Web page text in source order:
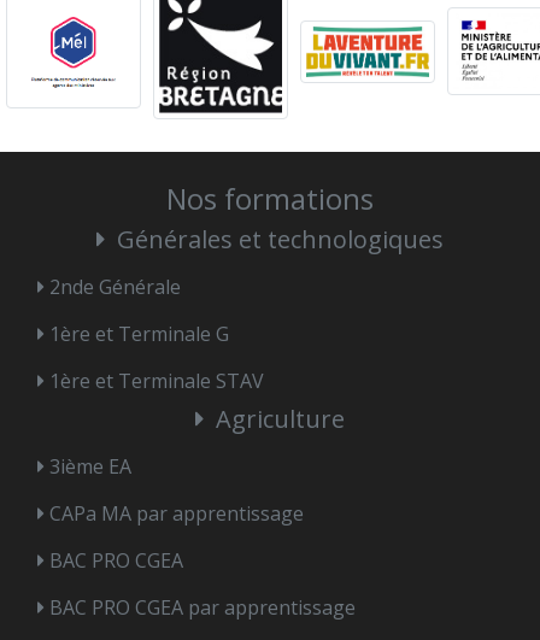
Nos formations
Générales et technologiques
2nde Générale
1ère et Terminale G
1ère et Terminale STAV
Agriculture
3ième EA
CAPa MA par apprentissage
BAC PRO CGEA
BAC PRO CGEA par apprentissage